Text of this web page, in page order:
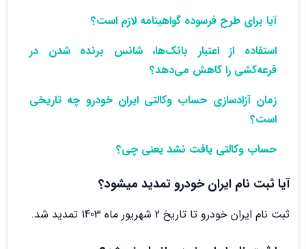
آیا برای طرح فرسوده گواهینامه لازم است؟
استفاده از اعتبار بانک‌ها، شانس برنده شدن در
قرعه‌کشی را کاهش می‌دهد؟
زمان آزادسازی حساب وکالتی ایران خودرو چه تاریخی
است؟
حساب وکالتی یافت نشد یعنی چی؟
آیا ثبت نام ایران خودرو تمدید میشود؟
ثبت نام ایران خودرو تا تاریخ 2 شهریور ماه 1403 تمدید شد.